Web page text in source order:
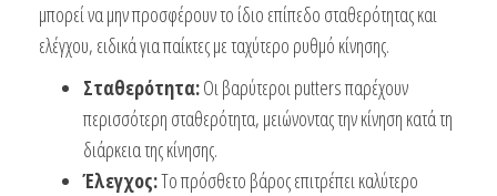
μπορεί να μην προσφέρουν το ίδιο επίπεδο σταθερότητας και
ελέγχου, ειδικά για παίκτες με ταχύτερο ρυθμό κίνησης.
Σταθερότητα:Οι βαρύτεροι putters παρέχουν
περισσότερη σταθερότητα, μειώνοντας την κίνηση κατά τη
διάρκεια της κίνησης.
Έλεγχος:Το πρόσθετο βάρος επιτρέπει καλύτερο